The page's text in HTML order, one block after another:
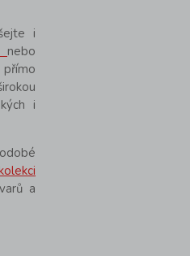
i
nebo
přímo
i
a